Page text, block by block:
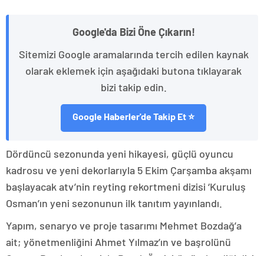
Google'da Bizi Öne Çıkarın!
Sitemizi Google aramalarında tercih edilen kaynak
olarak eklemek için aşağıdaki butona tıklayarak
bizi takip edin.
Google Haberler'de Takip Et ⭐
Dördüncü sezonunda yeni hikayesi, güçlü oyuncu
kadrosu ve yeni dekorlarıyla 5 Ekim Çarşamba akşamı
başlayacak atv’nin reyting rekortmeni dizisi ‘Kuruluş
Osman’ın yeni sezonunun ilk tanıtım yayınlandı.
Yapım, senaryo ve proje tasarımı Mehmet Bozdağ’a
ait; yönetmenliğini Ahmet Yılmaz’ın ve başrolünü